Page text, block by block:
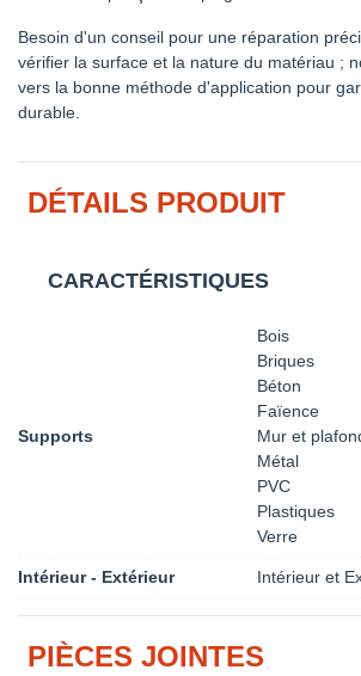
Besoin d'un conseil pour une réparation
vérifier la surface et la nature du matériau ;
vers la bonne méthode d'application pour
durable.
DÉTAILS PRODUIT
CARACTÉRISTIQUES
Supports
Bois
Briques
Béton
Faïence
Mur et
Métal
PVC
Plastiques
Verre
Intérieur - Extérieur Intérieur et
PIÈCES JOINTES